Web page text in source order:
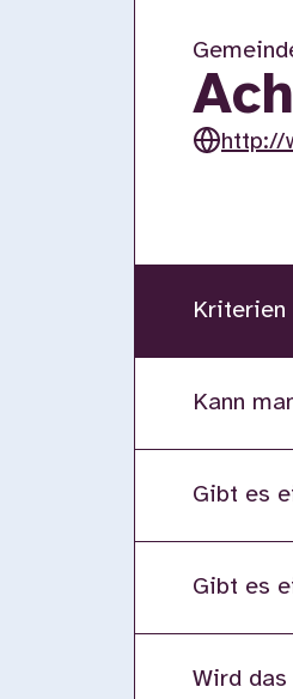
http://
Kriterien
Kann
Gibt es
Gibt es
Wird